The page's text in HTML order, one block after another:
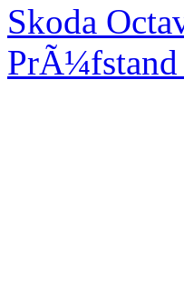
Skoda